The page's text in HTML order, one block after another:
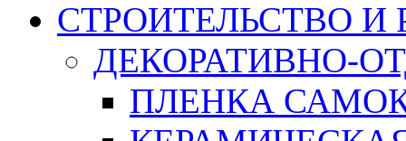
СТРОИТЕЛЬСТВО И
ДЕКОРАТИВНО-
ПЛЕНКА